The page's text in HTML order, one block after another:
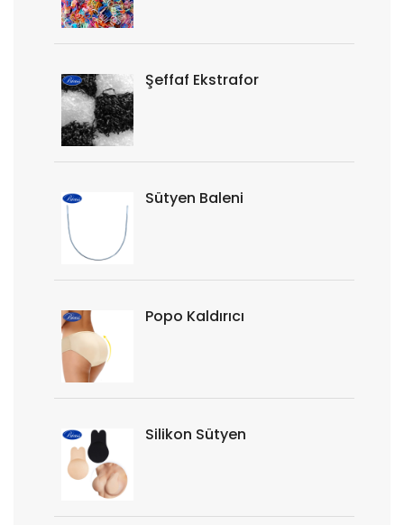
Şeffaf Ekstrafor
Sütyen Baleni
Popo Kaldırıcı
Silikon Sütyen